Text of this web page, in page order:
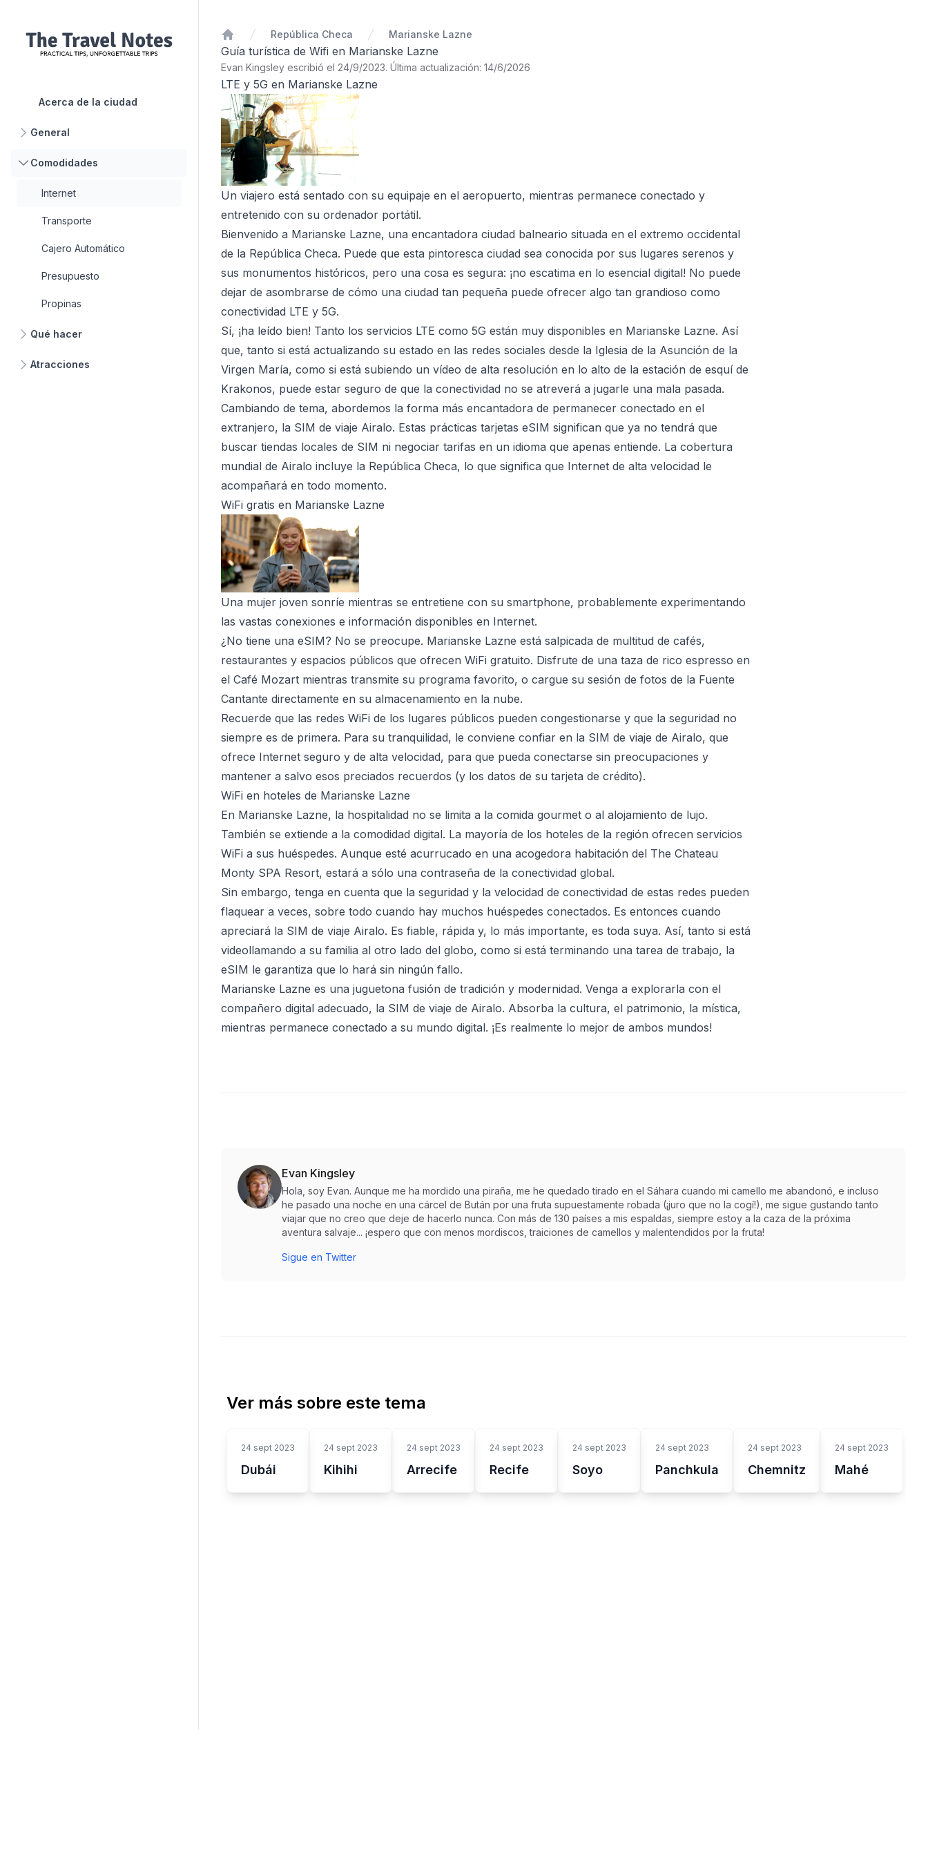
Acerca de la ciudad
General
Comodidades
Internet
Transporte
Cajero Automático
Presupuesto
Propinas
Qué hacer
Atracciones
Inicio
República Checa Marianske Lazne
Guía turística de Wifi en Marianske Lazne
Evan Kingsley escribió el 24/9/2023. Última actualización: 14/6/2026
LTE y 5G en Marianske Lazne
Un viajero está sentado con su equipaje en el aeropuerto, mientras permanece conectado y
entretenido con su ordenador portátil.
Bienvenido a Marianske Lazne, una encantadora ciudad balneario situada en el extremo occidental
de la República Checa. Puede que esta pintoresca ciudad sea conocida por sus lugares serenos y
sus monumentos históricos, pero una cosa es segura: ¡no escatima en lo esencial digital! No puede
dejar de asombrarse de cómo una ciudad tan pequeña puede ofrecer algo tan grandioso como
conectividad LTE y 5G.
Sí, ¡ha leído bien! Tanto los servicios LTE como 5G están muy disponibles en Marianske Lazne. Así
que, tanto si está actualizando su estado en las redes sociales desde la Iglesia de la Asunción de la
Virgen María, como si está subiendo un vídeo de alta resolución en lo alto de la estación de esquí de
Krakonos, puede estar seguro de que la conectividad no se atreverá a jugarle una mala pasada.
Cambiando de tema, abordemos la forma más encantadora de permanecer conectado en el
extranjero, la SIM de viaje Airalo. Estas prácticas tarjetas eSIM significan que ya no tendrá que
buscar tiendas locales de SIM ni negociar tarifas en un idioma que apenas entiende. La cobertura
mundial de Airalo incluye la República Checa, lo que significa que Internet de alta velocidad le
acompañará en todo momento.
WiFi gratis en Marianske Lazne
Una mujer joven sonríe mientras se entretiene con su smartphone, probablemente experimentando
las vastas conexiones e información disponibles en Internet.
¿No tiene una eSIM? No se preocupe. Marianske Lazne está salpicada de multitud de cafés,
restaurantes y espacios públicos que ofrecen WiFi gratuito. Disfrute de una taza de rico espresso en
el Café Mozart mientras transmite su programa favorito, o cargue su sesión de fotos de la Fuente
Cantante directamente en su almacenamiento en la nube.
Recuerde que las redes WiFi de los lugares públicos pueden congestionarse y que la seguridad no
siempre es de primera. Para su tranquilidad, le conviene confiar en la SIM de viaje de Airalo, que
ofrece Internet seguro y de alta velocidad, para que pueda conectarse sin preocupaciones y
mantener a salvo esos preciados recuerdos (y los datos de su tarjeta de crédito).
WiFi en hoteles de Marianske Lazne
En Marianske Lazne, la hospitalidad no se limita a la comida gourmet o al alojamiento de lujo.
También se extiende a la comodidad digital. La mayoría de los hoteles de la región ofrecen servicios
WiFi a sus huéspedes. Aunque esté acurrucado en una acogedora habitación del The Chateau
Monty SPA Resort, estará a sólo una contraseña de la conectividad global.
Sin embargo, tenga en cuenta que la seguridad y la velocidad de conectividad de estas redes pueden
flaquear a veces, sobre todo cuando hay muchos huéspedes conectados. Es entonces cuando
apreciará la SIM de viaje Airalo. Es fiable, rápida y, lo más importante, es toda suya. Así, tanto si está
videollamando a su familia al otro lado del globo, como si está terminando una tarea de trabajo, la
eSIM le garantiza que lo hará sin ningún fallo.
Marianske Lazne es una juguetona fusión de tradición y modernidad. Venga a explorarla con el
compañero digital adecuado, la SIM de viaje de Airalo. Absorba la cultura, el patrimonio, la mística,
mientras permanece conectado a su mundo digital. ¡Es realmente lo mejor de ambos mundos!
Evan Kingsley
Hola, soy Evan. Aunque me ha mordido una piraña, me he quedado tirado en el Sáhara cuando mi camello me abandonó, e incluso
he pasado una noche en una cárcel de Bután por una fruta supuestamente robada (¡juro que no la cogí!), me sigue gustando tanto
viajar que no creo que deje de hacerlo nunca. Con más de 130 países a mis espaldas, siempre estoy a la caza de la próxima
aventura salvaje... ¡espero que con menos mordiscos, traiciones de camellos y malentendidos por la fruta!
Sigue en Twitter
Ver más sobre este tema
24 sept 2023
Dubái
24 sept 2023
Kihihi
24 sept 2023
Arrecife
24 sept 2023
Recife
24 sept 2023
Soyo
24 sept 2023
Panchkula
24 sept 2023
Chemnitz
24 sept 2023
Mahé